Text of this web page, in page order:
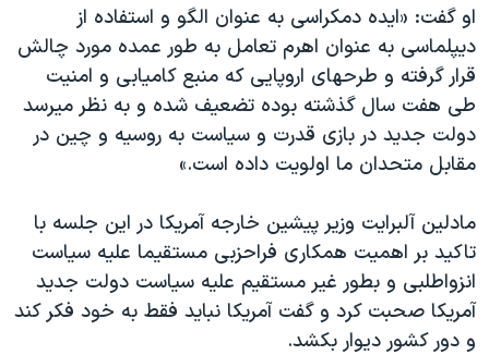
او گفت: «ایده دمکراسی به عنوان الگو و استفاده از
دیپلماسی به عنوان اهرم تعامل به طور عمده مورد چالش
قرار گرفته و طرحهای اروپایی که منبع کامیابی و امنیت
طی هفت سال گذشته بوده تضعیف شده و به نظر میرسد
دولت جدید در بازی قدرت و سیاست به روسیه و چین در
مقابل متحدان ما اولویت داده است.»
مادلین آلبرایت وزیر پیشین خارجه آمریکا در این جلسه با
تاکید بر اهمیت همکاری فراحزبی مستقیما علیه سیاست
انزواطلبی و بطور غیر مستقیم علیه سیاست دولت جدید
آمریکا صحبت کرد و گفت آمریکا نباید فقط به خود فکر کند
و دور کشور دیوار بکشد.